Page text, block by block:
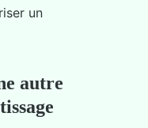
un
autre